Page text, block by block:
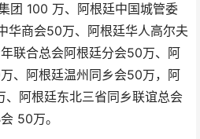
团 100 万、阿根廷中国城管委
华商会50万、阿根廷华人高尔夫
联合总会阿根廷分会50万、阿
、阿根廷温州同乡会50万，阿
阿根廷东北三省同乡联谊总会
50万。